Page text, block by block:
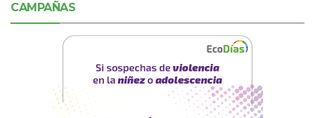
CAMPAÑAS